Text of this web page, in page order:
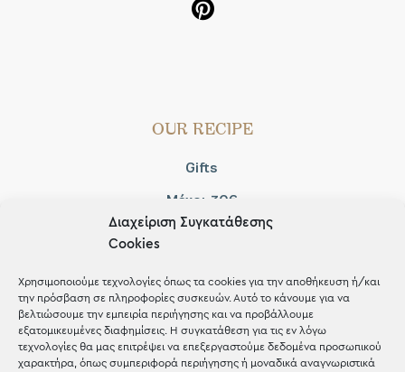
Διαχείριση Συγκατάθεσης
Cookies
Χρησιμοποιούμε τεχνολογίες όπως τα cookies για την αποθήκευση ή/και
την πρόσβαση σε πληροφορίες συσκευών. Αυτό το κάνουμε για να
βελτιώσουμε την εμπειρία περιήγησης και να προβάλλουμε
εξατομικευμένες διαφημίσεις. Η συγκατάθεση για τις εν λόγω
τεχνολογίες θα μας επιτρέψει να επεξεργαστούμε δεδομένα προσωπικού
χαρακτήρα, όπως συμπεριφορά περιήγησης ή μοναδικά αναγνωριστικά
OUR RECIPE
Gifts
Μέχρι 30€
Blog